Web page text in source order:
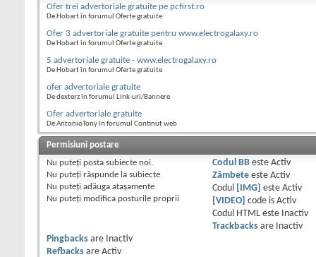
Ofer trei advertoriale gratuite pe pcfirst.ro
De Hobart în forumul Oferte gratuite
Ofer 3 advertoriale gratuite pentru www.electrogalaxy.ro
De Hobart în forumul Oferte gratuite
5 advertoriale gratuite - www.electrogalaxy.ro
De Hobart în forumul Oferte gratuite
ofer advertoriale gratuite
De dexterz în forumul Link-uri/Bannere
Ofer advertoriale gratuite
De AntonioTony în forumul Continut web
Permisiuni postare
Nu puteţi posta subiecte noi.
Nu puteţi răspunde la subiecte
Nu puteţi adăuga ataşamente
Nu puteţi modifica posturile proprii
Codul BBeste Activ
Zâmbeteeste Activ
Codul
[IMG] este Activ
[VIDEO] code is Activ
Codul HTML este
Inactiv
Trackbacksare
Inactiv
Pingbacks are
Inactiv
Refbacks are Activ